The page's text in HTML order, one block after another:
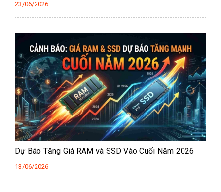
23/06/2026
Dự Báo Tăng Giá RAM và SSD Vào Cuối Năm 2026
13/06/2026